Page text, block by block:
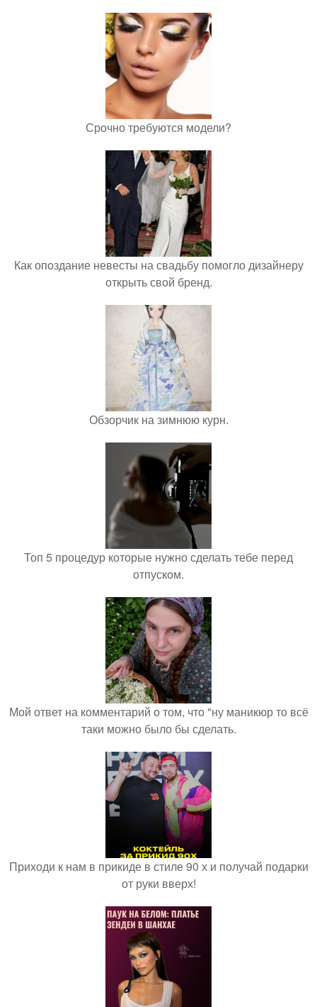
Срочно требуются модели?
Как опоздание невесты на свадьбу помогло дизайнеру
открыть свой бренд.
Обзорчик на зимнюю курн.
Топ 5 процедур которые нужно сделать тебе перед
отпуском.
Мой ответ на комментарий о том, что "ну маникюр то всё
таки можно было бы сделать.
Приходи к нам в прикиде в стиле 90 х и получай подарки
от руки вверх!